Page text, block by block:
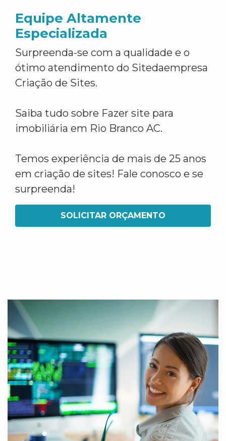
Equipe Altamente
Especializada
Surpreenda-se com a qualidade e o
ótimo atendimento do Sitedaempresa
Criação de Sites.
Saiba tudo sobre Fazer site para
imobiliária em Rio Branco AC.
Temos experiência de mais de 25 anos
em criação de sites! Fale conosco e se
surpreenda!
SOLICITAR ORÇAMENTO